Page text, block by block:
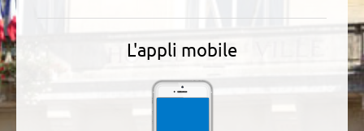
L'appli mobile